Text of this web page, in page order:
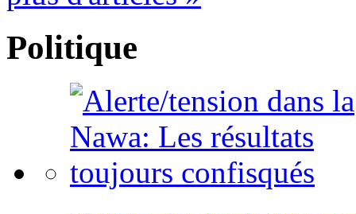
Politique